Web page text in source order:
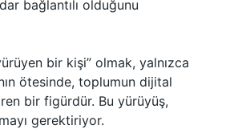
bağlantılı olduğunu
bir kişi” olmak, yalnızca
ötesinde, toplumun dijital
bir figürdür. Bu yürüyüş,
gerektiriyor.